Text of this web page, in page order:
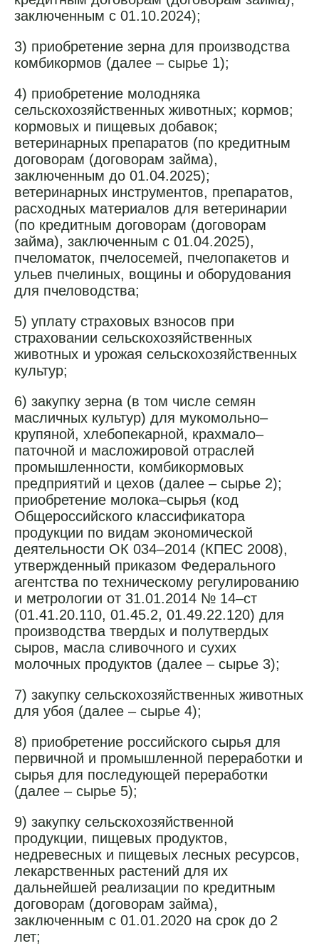
заключенным с 01.10.2024);
3) приобретение зерна для производства
комбикормов (далее – сырье 1);
4) приобретение молодняка
сельскохозяйственных животных; кормов;
кормовых и пищевых добавок;
ветеринарных препаратов (по кредитным
договорам (договорам займа),
заключенным до 01.04.2025);
ветеринарных инструментов, препаратов,
расходных материалов для ветеринарии
(по кредитным договорам (договорам
займа), заключенным с 01.04.2025),
пчеломаток, пчелосемей, пчелопакетов и
ульев пчелиных, вощины и оборудования
для пчеловодства;
5) уплату страховых взносов при
страховании сельскохозяйственных
животных и урожая сельскохозяйственных
культур;
6) закупку зерна (в том числе семян
масличных культур) для мукомольно–
крупяной, хлебопекарной, крахмало–
паточной и масложировой отраслей
промышленности, комбикормовых
предприятий и цехов (далее – сырье 2);
приобретение молока–сырья (код
Общероссийского классификатора
продукции по видам экономической
деятельности ОК 034–2014 (КПЕС 2008),
утвержденный приказом Федерального
агентства по техническому регулированию
и метрологии от 31.01.2014 № 14–ст
(01.41.20.110, 01.45.2, 01.49.22.120) для
производства твердых и полутвердых
сыров, масла сливочного и сухих
молочных продуктов (далее – сырье 3);
7) закупку сельскохозяйственных животных
для убоя (далее – сырье 4);
8) приобретение российского сырья для
первичной и промышленной переработки и
сырья для последующей переработки
(далее – сырье 5);
9) закупку сельскохозяйственной
продукции, пищевых продуктов,
недревесных и пищевых лесных ресурсов,
лекарственных растений для их
дальнейшей реализации по кредитным
договорам (договорам займа),
заключенным с 01.01.2020 на срок до 2
лет;